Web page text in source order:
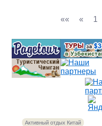
«« « 1
Активный отдых Китай